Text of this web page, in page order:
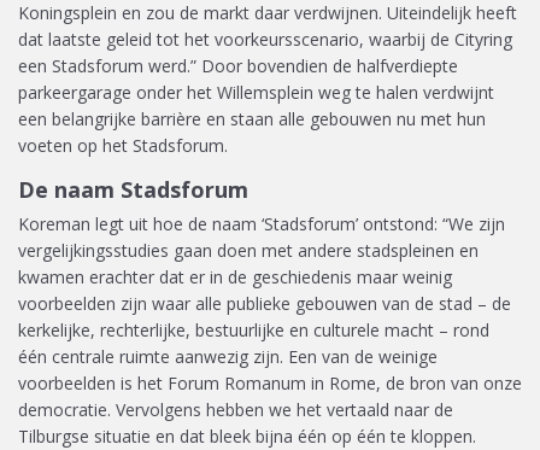
Koningsplein en zou de markt daar verdwijnen. Uiteindelijk heeft
dat laatste geleid tot het voorkeursscenario, waarbij de Cityring
een Stadsforum werd.” Door bovendien de halfverdiepte
parkeergarage onder het Willemsplein weg te halen verdwijnt
een belangrijke barrière en staan alle gebouwen nu met hun
voeten op het Stadsforum.
De naam Stadsforum
Koreman legt uit hoe de naam ‘Stadsforum’ ontstond: “We zijn
vergelijkingsstudies gaan doen met andere stadspleinen en
kwamen erachter dat er in de geschiedenis maar weinig
voorbeelden zijn waar alle publieke gebouwen van de stad – de
kerkelijke, rechterlijke, bestuurlijke en culturele macht – rond
één centrale ruimte aanwezig zijn. Een van de weinige
voorbeelden is het Forum Romanum in Rome, de bron van onze
democratie. Vervolgens hebben we het vertaald naar de
Tilburgse situatie en dat bleek bijna één op één te kloppen.